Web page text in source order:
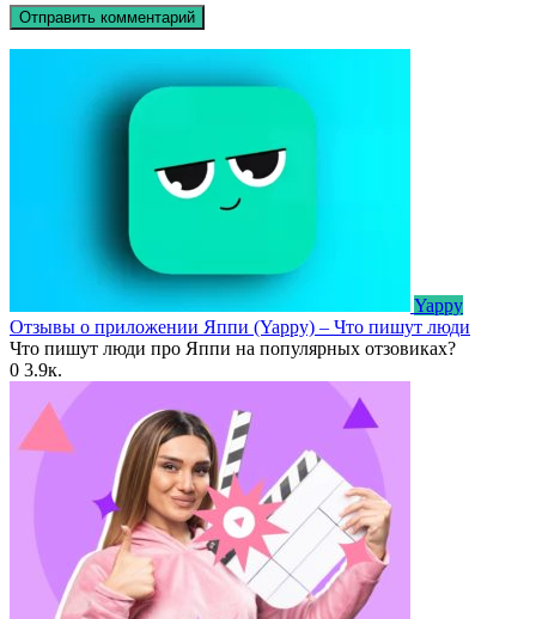
Yappy
Отзывы о приложении Яппи (Yappy) – Что пишут люди
Что пишут люди про Яппи на популярных отзовиках?
0 3.9к.